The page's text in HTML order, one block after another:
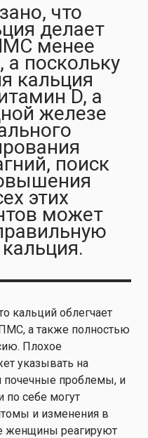
что
делает
менее
поскольку
кальция
D, а
железе
поиск
этих
может
кальций облегчает
а также полностью
Плохое
указывать на
проблемы, и
себе могут
и изменения в
женщины реагируют